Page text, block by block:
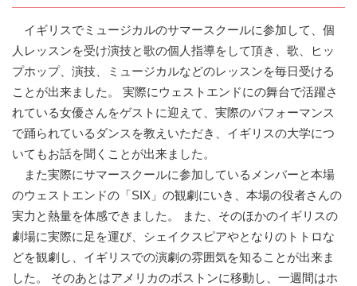
イギリスでミュージカルのサマースクールに参加して、個
人レッスンを受け演技と歌の個人指導をして頂き、歌、ヒッ
プホップ、演技、ミュージカルなどのレッスンを毎日受ける
ことが出来ました。 実際にウェストエンドにの舞台で活躍さ
れている女優さんをゲストに迎えて、実際のパフォーマンス
で踊られているダンスを教えいただき、イギリスの大学につ
いてもお話を聞くことが出来ました。
また実際にサマースクールに参加しているメンバーと本場
のウェストエンドの「SIX」の観劇にいき、本場の役者さんの
実力と熱量を体感できました。 また、そのほかのイギリスの
劇場に実際に足を運び、シェイクスピアやとなりのトトロな
どを観劇し、イギリスでの演劇の雰囲気を知ることが出来ま
した。 そのあとはアメリカのボストンに移動し、一週間はホ